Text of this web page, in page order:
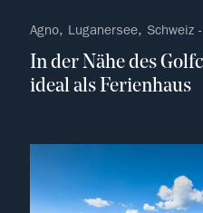
Agno, Luganersee, Schweiz
In der Nähe des
ideal als Ferienhaus